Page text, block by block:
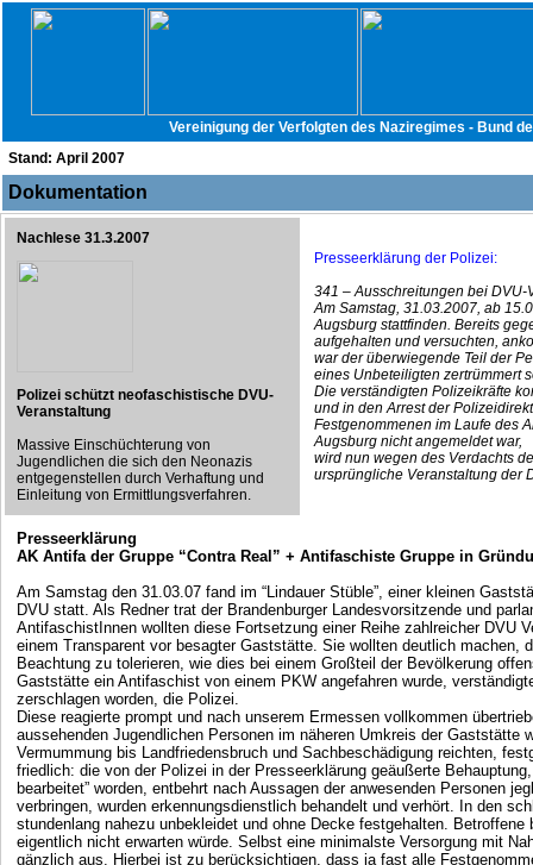
Vereinigung der Verfolgten des Naziregimes - Bund
Stand: April 2007
Dokumentation
Nachlese 31.3.2007
Polizei schützt neofaschistische DVU-
Veranstaltung
Massive Einschüchterung von
Jugendlichen die sich den Neonazis
entgegenstellen durch Verhaftung und
Einleitung von Ermittlungsverfahren.
Presseerklärung der Polizei:
341 – Ausschreitungen bei DVU-
Am Samstag, 31.03.2007, ab
Augsburg stattfinden. Bereits
aufgehalten und versuchten,
war der überwiegende Teil der
eines Unbeteiligten zertrümmert
Die verständigten Polizeikräfte
und in den Arrest der
Festgenommenen im Laufe des
Augsburg nicht angemeldet war,
wird nun wegen des Verdachts
ursprüngliche Veranstaltung der
Presseerklärung
AK Antifa der Gruppe “Contra Real” + Antifaschiste Gruppe in
Am Samstag den 31.03.07 fand im “Lindauer Stüble”, einer kleinen
DVU statt. Als Redner trat der Brandenburger Landesvorsitzende und
AntifaschistInnen wollten diese Fortsetzung einer Reihe zahlreicher DVU
einem Transparent vor besagter Gaststätte. Sie wollten deutlich
Beachtung zu tolerieren, wie dies bei einem Großteil der Bevölkerung
Gaststätte ein Antifaschist von einem PKW angefahren wurde,
zerschlagen worden, die Polizei.
Diese reagierte prompt und nach unserem Ermessen vollkommen
aussehenden Jugendlichen Personen im näheren Umkreis der
Vermummung bis Landfriedensbruch und Sachbeschädigung reichten,
friedlich: die von der Polizei in der Presseerklärung geäußerte
bearbeitet” worden, entbehrt nach Aussagen der anwesenden Personen
verbringen, wurden erkennungsdienstlich behandelt und verhört. In den
stundenlang nahezu unbekleidet und ohne Decke festgehalten.
eigentlich nicht erwarten würde. Selbst eine minimalste Versorgung mit
gänzlich aus. Hierbei ist zu berücksichtigen, dass ja fast alle